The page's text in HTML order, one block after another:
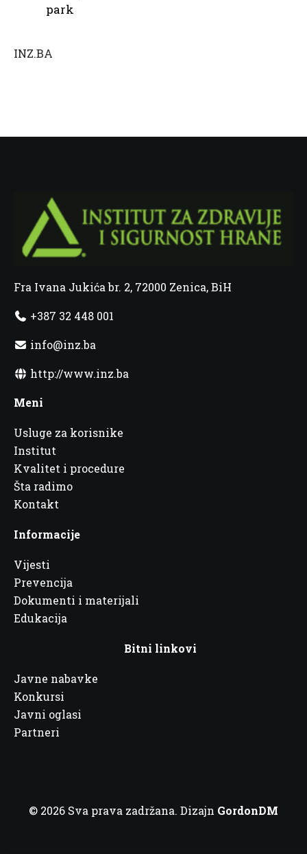
park
INZ.BA
Fra Ivana Jukića br. 2, 72000 Zenica, BiH
+387 32 448 001
info@inz.ba
http://www.inz.ba
Meni
Usluge za korisnike
Institut
Kvalitet i procedure
Šta radimo
Kontakt
Informacije
Vijesti
Prevencija
Dokumenti i materijali
Edukacija
Bitni linkovi
Javne nabavke
Konkursi
Javni oglasi
Partneri
© 2026 Sva prava zadržana. Dizajn GordonDM